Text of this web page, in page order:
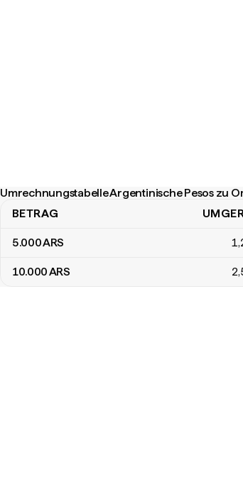
Umrechnungstabelle Argentinische Pesos zu
Umrechnungstabelle Argentinische Pesos zu
BETRAG
5.000ARS 1
10.000ARS 2